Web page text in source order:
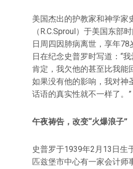
美国杰出的护教家和神学家
（R.C.Sproul）于美国东部
日周四因肺病离世，享年78
日在纪念史普罗时写道：“
肯定，我欠他的甚至比我能
如果没有他的影响，我对神
话语的真实性就不一样了。”
午夜祷告，改变“火爆浪子”
史普罗于1939年2月13日生
匹兹堡市中心有一家会计师